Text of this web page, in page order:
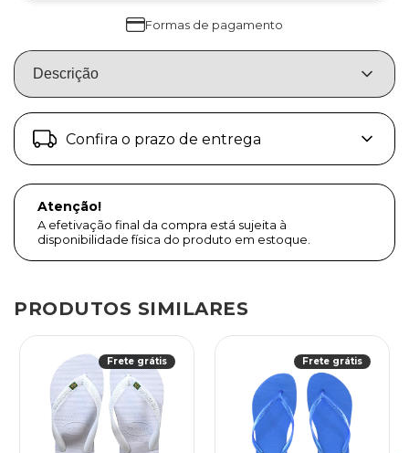
Formas de pagamento
Descrição
Confira o prazo de entrega
Atenção!
A efetivação final da compra está sujeita à
disponibilidade física do produto em estoque.
PRODUTOS SIMILARES
Frete grátis Frete grátis